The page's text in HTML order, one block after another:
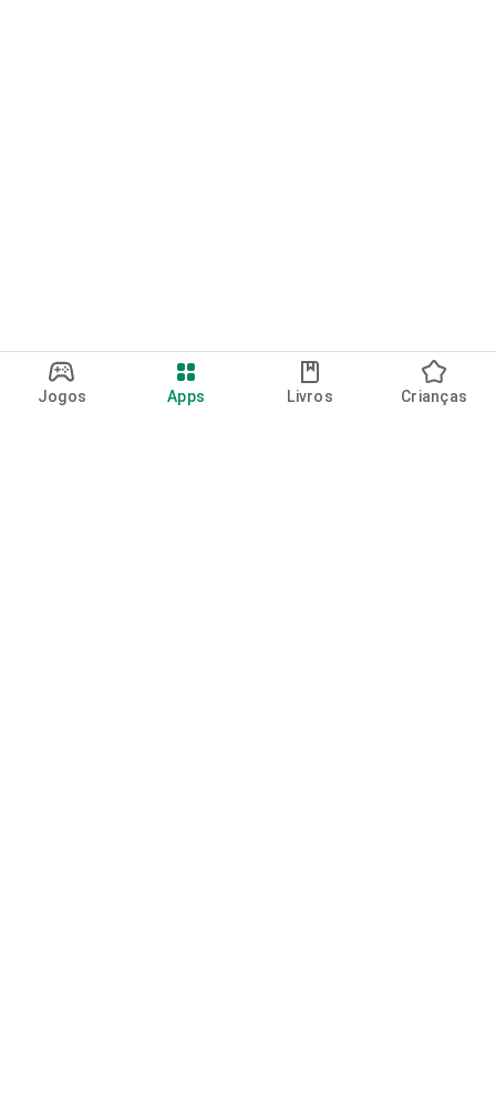
Jogos Apps Livros Crianças